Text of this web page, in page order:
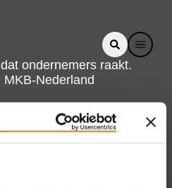
ondernemers raakt.
Nederland